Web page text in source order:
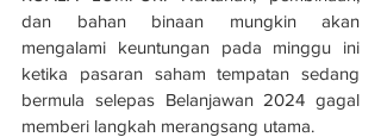
dan bahan binaan mungkin akan
mengalami keuntungan pada minggu ini
ketika pasaran saham tempatan sedang
bermula selepas Belanjawan 2024 gagal
memberi langkah merangsang utama.